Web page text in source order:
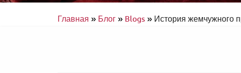
Главная»Блог»Blogs»История жемчужного